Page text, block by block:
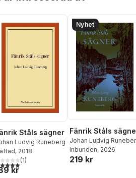
röster:
Ståls sägner
Ludvig Runeberg
, 2018
utav 5 stjärnor. Totalt antal röster:
(1)
kr
Nyhet
Fänrik Ståls
Johan Ludvig
Inbunden, 2026
219 kr